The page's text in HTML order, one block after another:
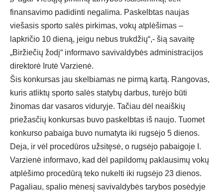
finansavimo padidinti negalima. Paskelbtas naujas
viešasis sporto salės pirkimas, vokų atplėšimas –
lapkričio 10 dieną, jeigu nebus trukdžių“,- šią savaitę
„Biržiečių žodį“ informavo savivaldybės administracijos
direktorė Irutė Varzienė.
Šis konkursas jau skelbiamas ne pirmą kartą. Rangovas,
kuris atliktų sporto salės statybų darbus, turėjo būti
žinomas dar vasaros viduryje. Tačiau dėl neaiškių
priežasčių konkursas buvo paskelbtas iš naujo. Tuomet
konkurso pabaiga buvo numatyta iki rugsėjo 5 dienos.
Deja, ir vėl procedūros užsitęsė, o rugsėjo pabaigoje I.
Varzienė informavo, kad dėl papildomų paklausimų vokų
atplėšimo procedūrą teko nukelti iki rugsėjo 23 dienos.
Pagaliau, spalio mėnesį savivaldybės tarybos posėdyje